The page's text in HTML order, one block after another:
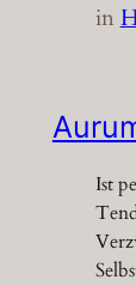
in
Ist